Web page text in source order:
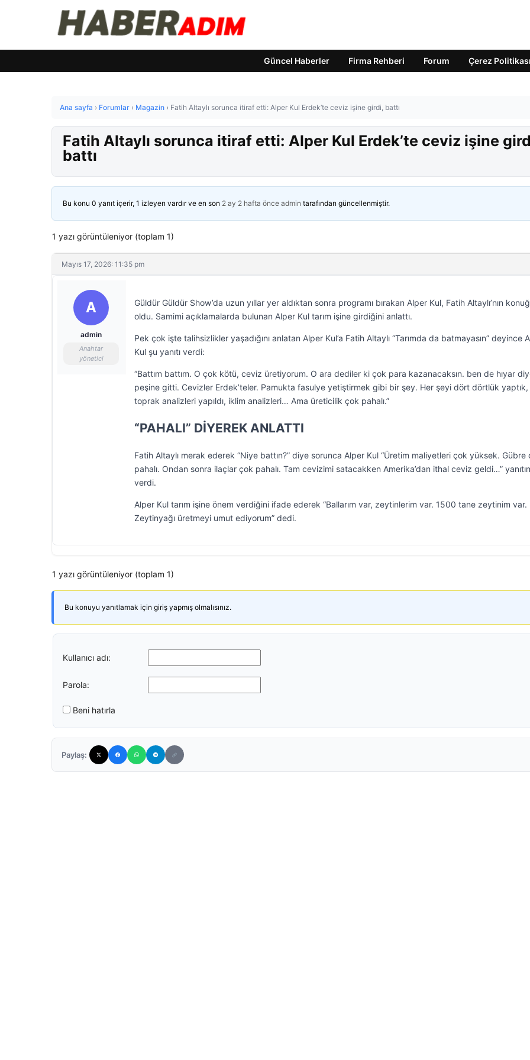
Güncel Haberler Firma Rehberi Forum Çerez Politikası
Ana sayfa › Forumlar › Magazin › Fatih Altaylı sorunca itiraf etti: Alper Kul Erdek’te ceviz işine girdi, battı
Fatih Altaylı sorunca itiraf etti: Alper Kul Erdek’te ceviz işine
battı
Bu konu 0 yanıt içerir, 1 izleyen vardır ve en son 2 ay 2 hafta önce admin tarafından güncellenmiştir.
1 yazı görüntüleniyor (toplam 1)
Mayıs 17, 2026: 11:35 pm
A
admin
Anahtar
yönetici
Güldür Güldür Show’da uzun yıllar yer aldıktan sonra programı bırakan Alper Kul, Fatih Altaylı’nın
oldu. Samimi açıklamalarda bulunan Alper Kul tarım işine girdiğini anlattı.
Pek çok işte talihsizlikler yaşadığını anlatan Alper Kul’a Fatih Altaylı “Tarımda da batmayasın” deyince
Kul şu yanıtı verdi:
“Battım battım. O çok kötü, ceviz üretiyorum. O ara dediler ki çok para kazanacaksın. ben de hıyar
peşine gitti. Cevizler Erdek’teler. Pamukta fasulye yetiştirmek gibi bir şey. Her şeyi dört dörtlük yaptık,
toprak analizleri yapıldı, iklim analizleri… Ama üreticilik çok pahalı.”
“PAHALI” DİYEREK ANLATTI
Fatih Altaylı merak ederek “Niye battın?” diye sorunca Alper Kul “Üretim maliyetleri çok yüksek. Gübre
pahalı. Ondan sonra ilaçlar çok pahalı. Tam cevizimi satacakken Amerika’dan ithal ceviz geldi…”
verdi.
Alper Kul tarım işine önem verdiğini ifade ederek “Ballarım var, zeytinlerim var. 1500 tane zeytinim var.
Zeytinyağı üretmeyi umut ediyorum” dedi.
1 yazı görüntüleniyor (toplam 1)
Bu konuyu yanıtlamak için giriş yapmış olmalısınız.
Kullanıcı adı:
Parola:
Beni hatırla
Paylaş: